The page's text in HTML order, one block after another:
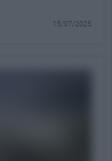
15/07/2025